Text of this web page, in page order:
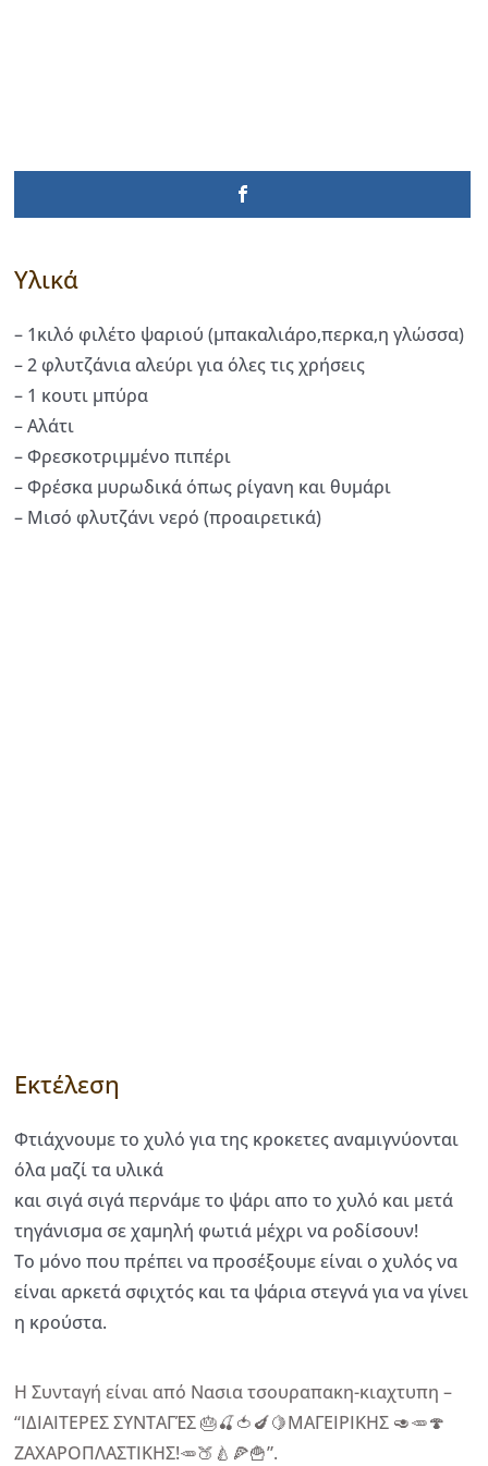
Υλικά
– 1κιλό φιλέτο ψαριού (μπακαλιάρο,περκα,η γλώσσα)
– 2 φλυτζάνια αλεύρι για όλες τις χρήσεις
– 1 κουτι μπύρα
– Αλάτι
– Φρεσκοτριμμένο πιπέρι
– Φρέσκα μυρωδικά όπως ρίγανη και θυμάρι
– Μισό φλυτζάνι νερό (προαιρετικά)
Εκτέλεση
Φτιάχνουμε το χυλό για της κροκετες αναμιγνύονται
όλα μαζί τα υλικά
και σιγά σιγά περνάμε το ψάρι απο το χυλό και μετά
τηγάνισμα σε χαμηλή φωτιά μέχρι να ροδίσουν!
Το μόνο που πρέπει να προσέξουμε είναι ο χυλός να
είναι αρκετά σφιχτός και τα ψάρια στεγνά για να γίνει
η κρούστα.
Η Συνταγή είναι από Νασια τσουραπακη-κιαχτυπη –
“ΙΔΙΑΙΤΕΡΕΣ ΣΥΝΤΑΓΈΣ 🎂🍒🍅🍆🍋ΜΑΓΕΙΡΙΚΗΣ 🥑🥕🍄
ΖΑΧΑΡΟΠΛΑΣΤΙΚΗΣ!🥕🍑🍐🍕🍟”.